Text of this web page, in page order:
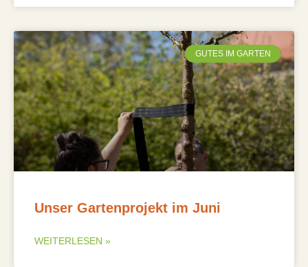
GUTES IM GARTEN
Unser Gartenprojekt im Juni
WEITERLESEN »